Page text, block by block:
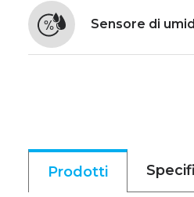
Sensore di
Prodotti